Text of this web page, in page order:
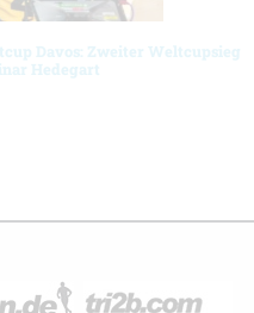
Davos: Zweiter Weltcupsieg
Hedegart